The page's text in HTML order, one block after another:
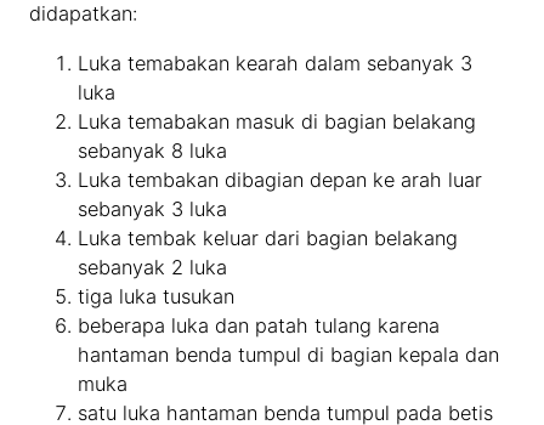
didapatkan:
Luka temabakan kearah dalam sebanyak 3
luka
Luka temabakan masuk di bagian belakang
sebanyak 8 luka
Luka tembakan dibagian depan ke arah luar
sebanyak 3 luka
Luka tembak keluar dari bagian belakang
sebanyak 2 luka
tiga luka tusukan
beberapa luka dan patah tulang karena
hantaman benda tumpul di bagian kepala dan
muka
satu luka hantaman benda tumpul pada betis